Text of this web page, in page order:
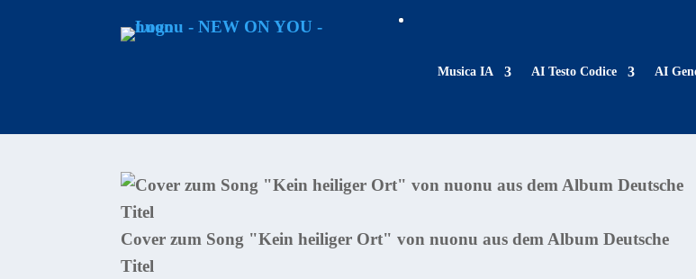
Musica IA AI Testo Codice AI
Cover zum Song "Kein heiliger Ort" von nuonu aus dem Album Deutsche
Titel